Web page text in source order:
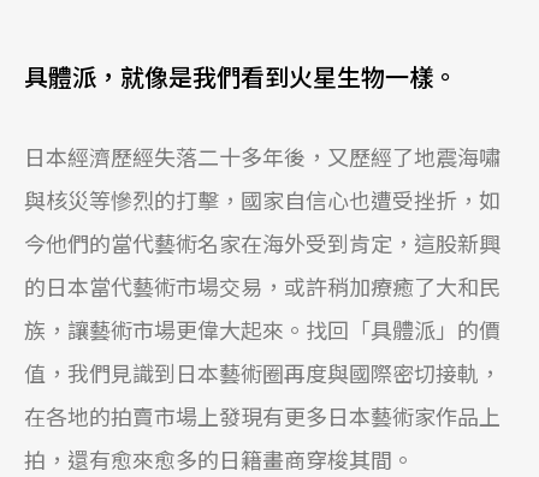
具體派，就像是我們看到火星生物一樣。
日本經濟歷經失落二十多年後，又歷經了地震海嘯
與核災等慘烈的打擊，國家自信心也遭受挫折，如
今他們的當代藝術名家在海外受到肯定，這股新興
的日本當代藝術市場交易，或許稍加療癒了大和民
族，讓藝術市場更偉大起來。找回「具體派」的價
值，我們見識到日本藝術圈再度與國際密切接軌，
在各地的拍賣市場上發現有更多日本藝術家作品上
拍，還有愈來愈多的日籍畫商穿梭其間。